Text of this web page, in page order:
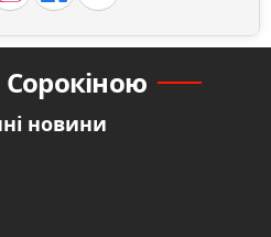
новини